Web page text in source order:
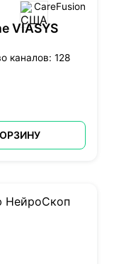
CareFusion
VIASYS
каналов: 128